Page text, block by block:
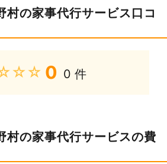
村の家事代行サービス口コ
0 0 件
村の家事代行サービスの費